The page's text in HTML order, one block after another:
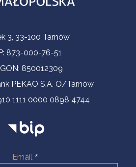
3, 33-100 Tarnów
873-000-76-51
850012309
PEKAO S.A. O/Tarnów
1111 0000 0898 4744
Email